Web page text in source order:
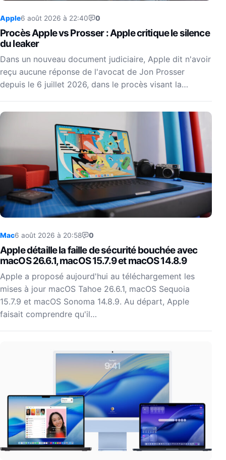
Apple6 août 2026 à 22:40 0
Procès Apple vs Prosser : Apple critique le silence
du leaker
Dans un nouveau document judiciaire, Apple dit n'avoir
reçu aucune réponse de l'avocat de Jon Prosser
depuis le 6 juillet 2026, dans le procès visant la…
Mac6 août 2026 à 20:58 0
Apple détaille la faille de sécurité bouchée avec
macOS 26.6.1, macOS 15.7.9 et macOS 14.8.9
Apple a proposé aujourd'hui au téléchargement les
mises à jour macOS Tahoe 26.6.1, macOS Sequoia
15.7.9 et macOS Sonoma 14.8.9. Au départ, Apple
faisait comprendre qu'il…